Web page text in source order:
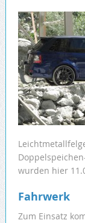
wurden hier
Fahrwerk
Zum Einsatz